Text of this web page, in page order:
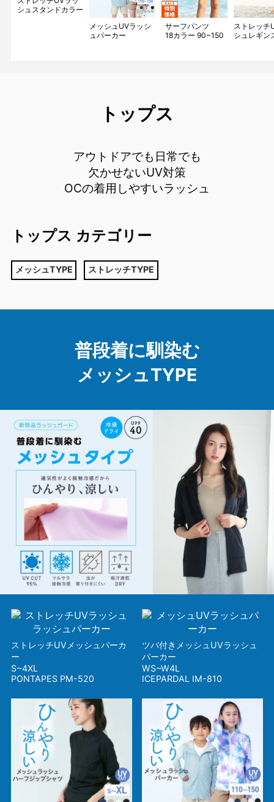
シュスタンドカラー
メッシュUVラッシ
ュパーカー
サーフパンツ
18カラー 90~150
ストレッチ
シュレギン
トップス
アウトドアでも日常でも
欠かせないUV対策
OCの着用しやすいラッシュ
トップス カテゴリー
メッシュTYPE ストレッチTYPE
普段着に馴染む
メッシュTYPE
ストレッチUVメッシュパーカ
ー
S~4XL
PONTAPES PM-520
ツバ付きメッシュUVラッシュ
パーカー
WS~W4L
ICEPARDAL IM-810